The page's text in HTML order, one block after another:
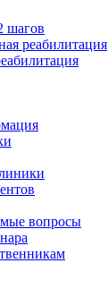
шагов
реабилитация
вопросы